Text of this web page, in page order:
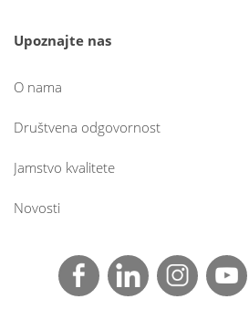
Upoznajte nas
O nama
Društvena odgovornost
Jamstvo kvalitete
Novosti